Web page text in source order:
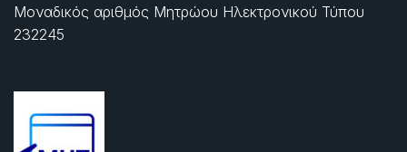
Μοναδικός αριθμός Μητρώου Ηλεκτρονικού Τύπου
232245